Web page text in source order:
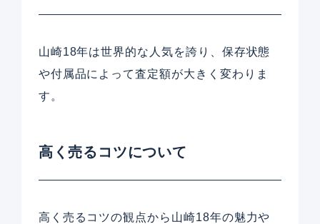
山崎18年は世界的な人気を誇り、保存状態
や付属品によって査定額が大きく変わりま
す。
高く売るコツについて
高く売るコツの観点から山崎18年の魅力や